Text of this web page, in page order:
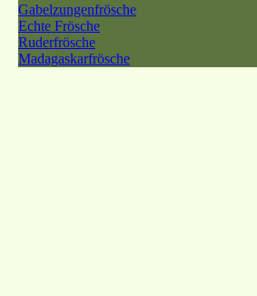
Gabelzungenfrösche
Echte Frösche
Ruderfrösche
Madagaskarfrösche